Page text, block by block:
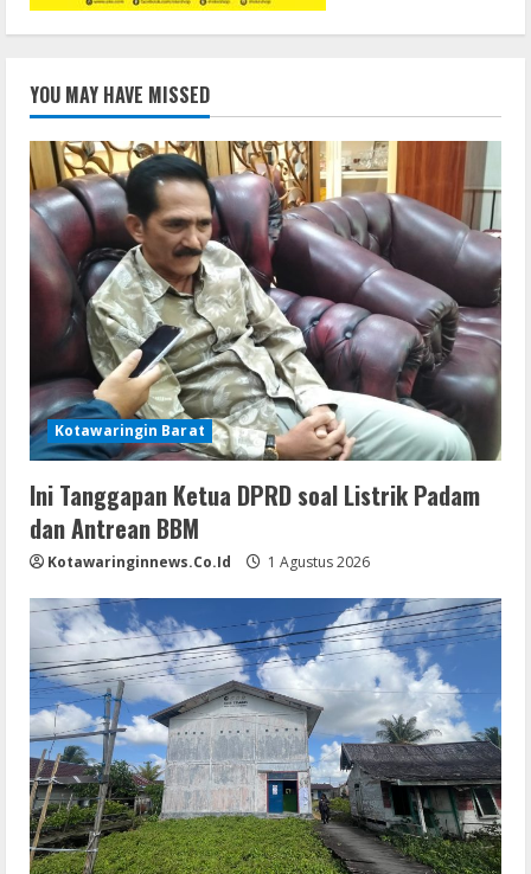
YOU MAY HAVE MISSED
Kotawaringin Barat
Ini Tanggapan Ketua DPRD soal Listrik Padam
dan Antrean BBM
Kotawaringinnews.co.id 1 Agustus 2026